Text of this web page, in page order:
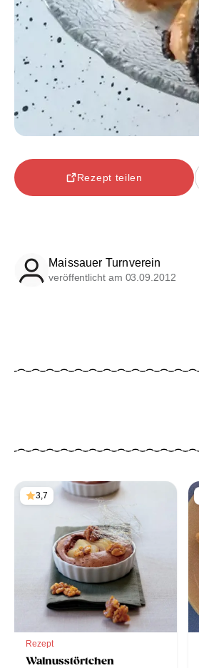
Rezept teilen
Maissauer Turnverein
veröffentlicht am 03.09.2012
3,7
Rezept
Walnusstörtchen